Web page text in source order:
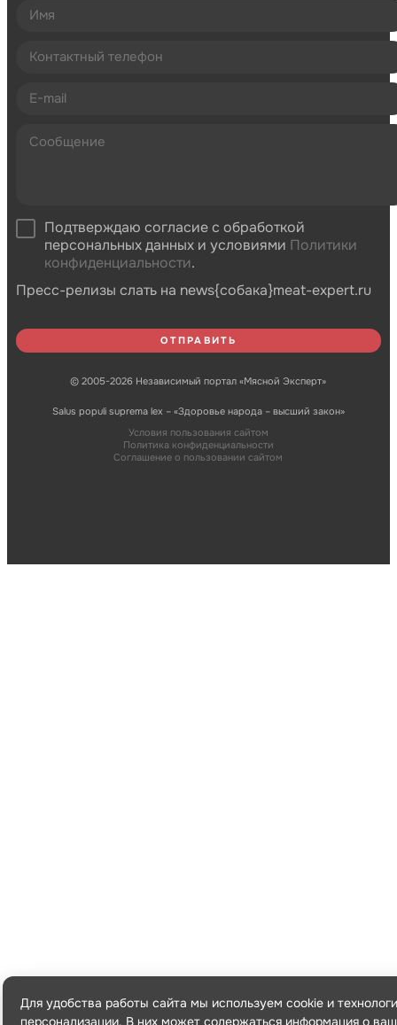
Подтверждаю согласие с обработкой
персональных данных и условиями Политики
конфиденциальности.
Пресс-релизы слать на news{собака}meat-expert.ru
© 2005-2026 Независимый портал «Мясной Эксперт»
Salus populi suprema lex – «Здоровье народа – высший закон»
Условия пользования сайтом
Политика конфиденциальности
Соглашение о пользовании сайтом
Для удобства работы сайта мы используем cookie и
персонализации. В них может содержаться информация о